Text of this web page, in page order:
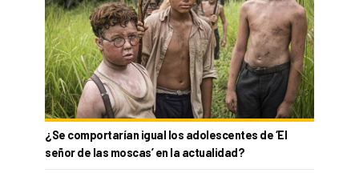
¿Se comportarían igual los adolescentes de ‘El
señor de las moscas’ en la actualidad?